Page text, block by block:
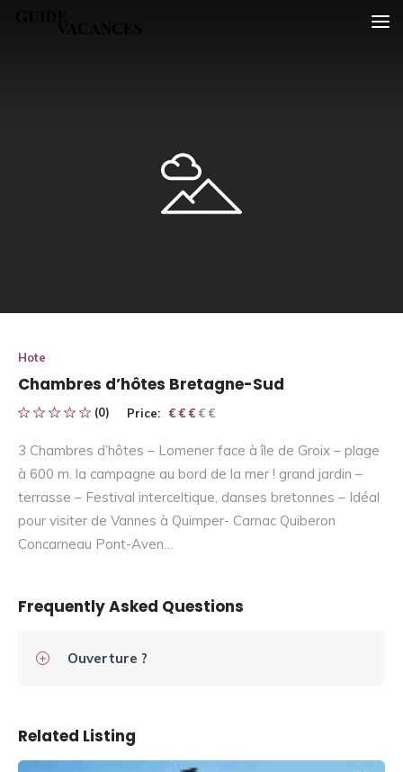
Hote
Chambres d’hôtes Bretagne-Sud
(0) Price: € € € € €
€ € €
3 Chambres d’hôtes – Lomener face à île de Groix – plage
à 600 m. la campagne au bord de la mer ! grand jardin –
terrasse – Festival interceltique, danses bretonnes – Idéal
pour visiter de Vannes à Quimper- Carnac Quiberon
Concarneau Pont-Aven…
Frequently Asked Questions
Ouverture ?
Related Listing